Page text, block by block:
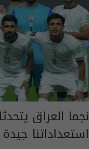
نجما العراق
استعداداتنا